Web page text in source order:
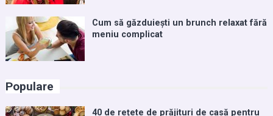
Cum să găzduiești un brunch relaxat fără
meniu complicat
Populare
40 de rețete de prăjituri de casă pentru